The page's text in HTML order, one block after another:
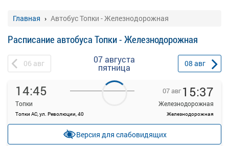
Главная Автобус Топки - Железнодорожная
Расписание автобуса Топки - Железнодорожная
06 авг 07 августа
пятница 08 авг
14:45
Топки
Топки АС, ул. Революции, 40
07 авг 15:37
Железнодорожная
Железнодорожная
—
Продажа билетов
прекращена
Версия для слабовидящих